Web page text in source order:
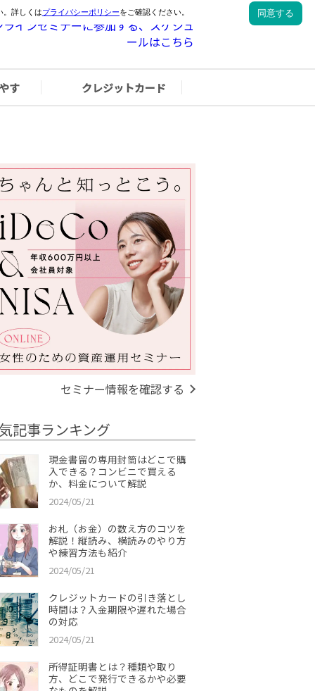
す クレジットカード
セミナー情報を確認する
記事ランキング
現金書留の専用封筒はどこで購
入できる？コンビニで買える
か、料金について解説
2024/05/21
お札（お金）の数え方のコツを
解説！縦読み、横読みのやり方
や練習方法も紹介
2024/05/21
クレジットカードの引き落とし
時間は？入金期限や遅れた場合
の対応
2024/05/21
所得証明書とは？種類や取り
方、どこで発行できるかや必要